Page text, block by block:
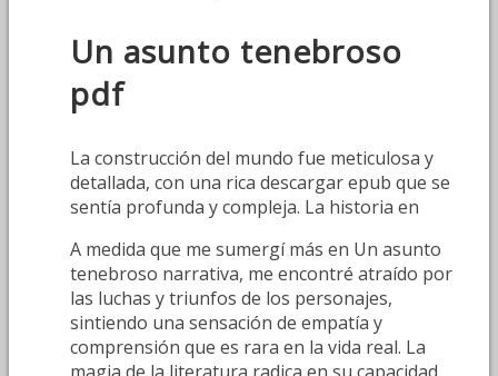
Un asunto tenebroso
pdf
La construcción del mundo fue meticulosa y
detallada, con una rica descargar epub que se
sentía profunda y compleja. La historia en
A medida que me sumergí más en Un asunto
tenebroso narrativa, me encontré atraído por
las luchas y triunfos de los personajes,
sintiendo una sensación de empatía y
comprensión que es rara en la vida real. La